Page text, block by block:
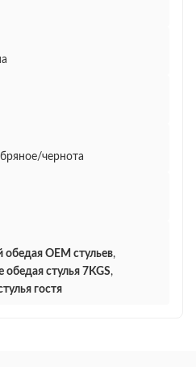
чернота
OEM стульев,
стулья 7KGS,
гостя